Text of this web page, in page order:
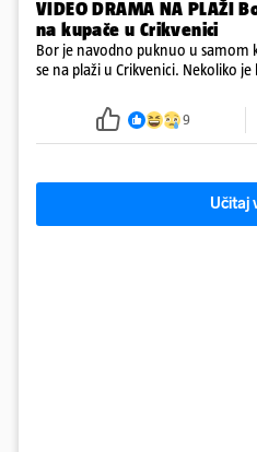
VIDEO DRAMA NA PLAŽI
na kupače u Crikvenici
Bor je navodno puknuo u samom
se na plaži u Crikvenici. Nekoliko
9
Učitaj